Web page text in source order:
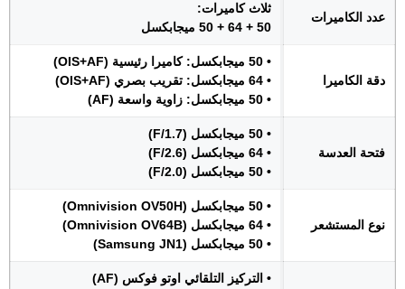
عدد الكاميرات
ثلاث كاميرات:
50 + 64 + 50 ميجابكسل
دقة الكاميرا
• 50 ميجابكسل: كاميرا رئيسية (OIS+AF)
• 64 ميجابكسل: تقريب بصري (OIS+AF)
• 50 ميجابكسل: زاوية واسعة (AF)
فتحة العدسة
• 50 ميجابكسل (F/1.7)
• 64 ميجابكسل (F/2.6)
• 50 ميجابكسل (F/2.0)
نوع المستشعر
• 50 ميجابكسل (Omnivision OV50H)
• 64 ميجابكسل (Omnivision OV64B)
• 50 ميجابكسل (Samsung JN1)
• التركيز التلقائي اوتو فوكس (AF)